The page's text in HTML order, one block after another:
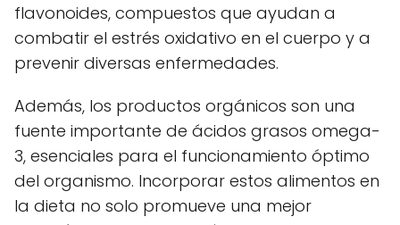
flavonoides, compuestos que ayudan a
combatir el estrés oxidativo en el cuerpo y a
prevenir diversas enfermedades.
Además, los productos orgánicos son una
fuente importante de ácidos grasos omega-
3, esenciales para el funcionamiento óptimo
del organismo. Incorporar estos alimentos en
la dieta no solo promueve una mejor